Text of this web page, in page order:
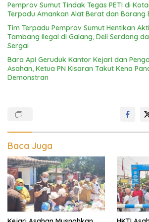
Pemprov Sumut Tindak Tegas PETI di
Terpadu Amankan Alat Berat dan Barang
Tim Terpadu Pemprov Sumut Hentikan
Tambang Ilegal di Galang, Deli Serdang
Sergai
Bara Api Geruduk Kantor Kejari dan
Asahan, Ketua PN Kisaran Takut Kena
Demonstran
Baca Juga